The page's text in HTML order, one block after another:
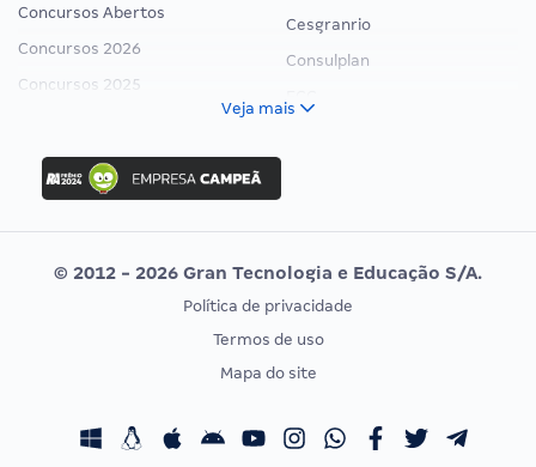
Concursos Abertos
Concursos 2026
Concursos 2025
Concurso Ibama
Concurso MPU
Editais publicados
Cesgranrio
Consulplan
Vunesp
CONCURSOS POR PROFISSÃO
Concursos Fiscais
EXAME DE ORDEM
Calendário OAB
Veja mais
© 2012 - 2026 Gran Tecnologia e Educação S/A.
Política de privacidade
Termos de uso
Mapa do site